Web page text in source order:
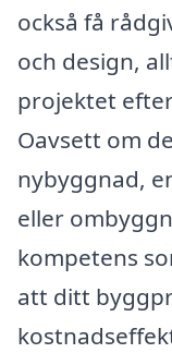
också få
och design,
projektet
Oavsett om
nybyggnad,
eller
kompetens
att ditt